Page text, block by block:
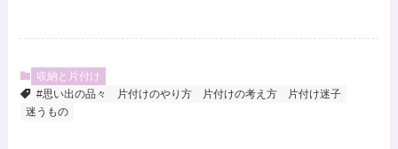
収納と片付け
#思い出の品々
片付けのやり方 片付けの考え方
片付け迷子
迷うもの